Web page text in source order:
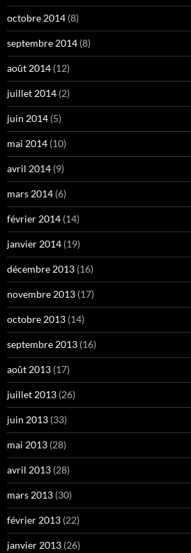
octobre 2014 (8)
septembre 2014 (8)
août 2014 (12)
juillet 2014 (2)
juin 2014 (5)
mai 2014 (10)
avril 2014 (9)
mars 2014 (6)
février 2014 (14)
janvier 2014 (19)
décembre 2013 (16)
novembre 2013 (17)
octobre 2013 (14)
septembre 2013 (16)
août 2013 (17)
juillet 2013 (26)
juin 2013 (33)
mai 2013 (28)
avril 2013 (28)
mars 2013 (30)
février 2013 (22)
janvier 2013 (26)